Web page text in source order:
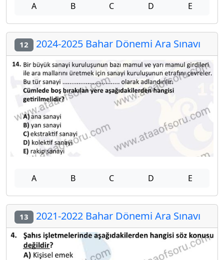
A B C D E
12 2024-2025 Bahar Dönemi Ara Sınavı
A B C D E
13 2021-2022 Bahar Dönemi Ara Sınavı